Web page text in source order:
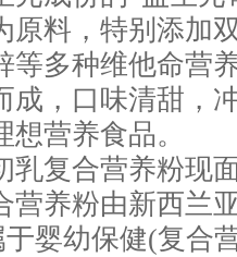
原料，特别添加
等多种维他命营
成，口味清甜，
营养食品。
复合营养粉现
营养粉由新西兰
婴幼保健(复合